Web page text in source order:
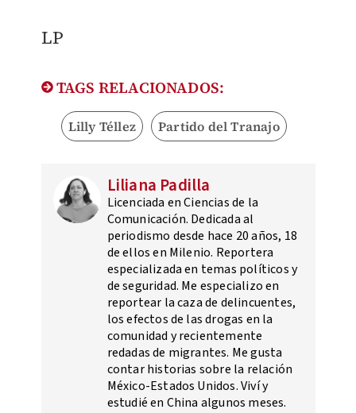
LP
TAGS RELACIONADOS:
Lilly Téllez Partido del Tranajo
Liliana Padilla
Licenciada en Ciencias de la
Comunicación. Dedicada al
periodismo desde hace 20 años, 18
de ellos en Milenio. Reportera
especializada en temas políticos y
de seguridad. Me especializo en
reportear la caza de delincuentes,
los efectos de las drogas en la
comunidad y recientemente
redadas de migrantes. Me gusta
contar historias sobre la relación
México-Estados Unidos. Viví y
estudié en China algunos meses.